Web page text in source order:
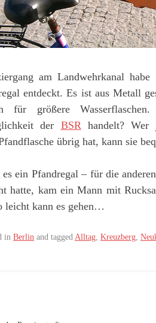
am Landwehrkanal
entdeckt. Es ist aus Metall
für größere
der BSR handelt? Wer
übrig hat, kann sie
ein Pfandregal – für die
hatte, kam ein Mann mit
leicht kann es gehen…
in Berlin and tagged Alltag Kreuzberg